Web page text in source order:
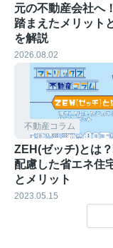
元の不動産会社へ
踏まえたメリット
を解説
2026.08.02
不動産コラム
ZEH(ゼッチ)とは
配慮した省エネ住
とメリット
2023.05.15